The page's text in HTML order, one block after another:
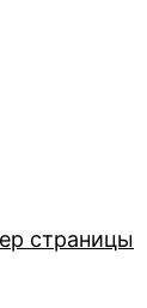
страницы